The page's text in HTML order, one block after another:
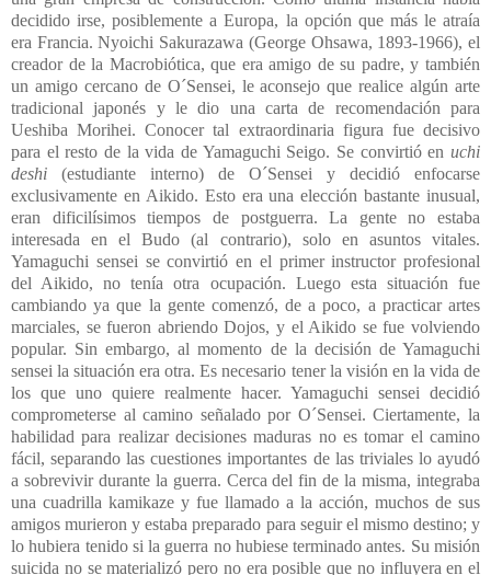
decidido irse, posiblemente a Europa, la opción que más le atraía
era Francia. Nyoichi Sakurazawa (George Ohsawa, 1893-1966), el
creador de la Macrobiótica, que era amigo de su padre, y también
un amigo cercano de O´Sensei, le aconsejo que realice algún arte
tradicional japonés y le dio una carta de recomendación para
Ueshiba Morihei. Conocer tal extraordinaria figura fue decisivo
para el resto de la vida de Yamaguchi Seigo. Se convirtió en uchi
deshi (estudiante interno) de O´Sensei y decidió enfocarse
exclusivamente en Aikido. Esto era una elección bastante inusual,
eran dificilísimos tiempos de postguerra. La gente no estaba
interesada en el Budo (al contrario), solo en asuntos vitales.
Yamaguchi sensei se convirtió en el primer instructor profesional
del Aikido, no tenía otra ocupación. Luego esta situación fue
cambiando ya que la gente comenzó, de a poco, a practicar artes
marciales, se fueron abriendo Dojos, y el Aikido se fue volviendo
popular. Sin embargo, al momento de la decisión de Yamaguchi
sensei la situación era otra. Es necesario tener la visión en la vida de
los que uno quiere realmente hacer. Yamaguchi sensei decidió
comprometerse al camino señalado por O´Sensei. Ciertamente, la
habilidad para realizar decisiones maduras no es tomar el camino
fácil, separando las cuestiones importantes de las triviales lo ayudó
a sobrevivir durante la guerra. Cerca del fin de la misma, integraba
una cuadrilla kamikaze y fue llamado a la acción, muchos de sus
amigos murieron y estaba preparado para seguir el mismo destino; y
lo hubiera tenido si la guerra no hubiese terminado antes. Su misión
suicida no se materializó pero no era posible que no influyera en el